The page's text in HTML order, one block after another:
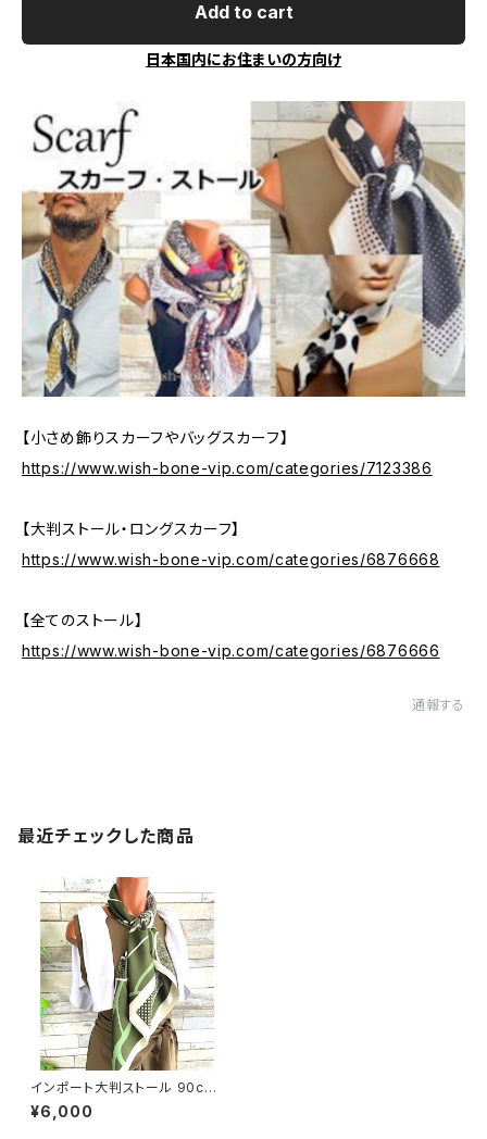
Add to cart
日本国内にお住まいの方向け
【小さめ飾りスカーフやバッグスカーフ】
https://www.wish-bone-vip.com/categories/7123386
【大判ストール・ロングスカーフ】
https://www.wish-bone-vip.com/categories/6876668
【全てのストール】
https://www.wish-bone-vip.com/categories/6876666
通報する
最近チェックした商品
インポート大判ストール 90cm
大判スクエア Silk Feeling お
しゃれスカーフ/グリーン
¥6,000